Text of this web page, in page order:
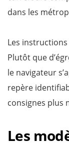
dans les
Les
Plutôt que
le navigateur
repère
consignes plus
Les